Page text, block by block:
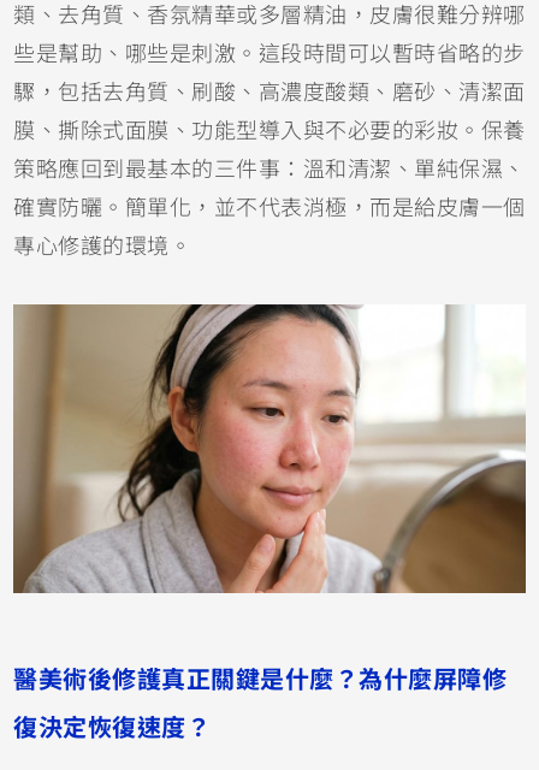
類、去角質、香氛精華或多層精油，皮膚很難分辨哪
些是幫助、哪些是刺激。這段時間可以暫時省略的步
驟，包括去角質、刷酸、高濃度酸類、磨砂、清潔面
膜、撕除式面膜、功能型導入與不必要的彩妝。保養
策略應回到最基本的三件事：溫和清潔、單純保濕、
確實防曬。簡單化，並不代表消極，而是給皮膚一個
專心修護的環境。
醫美術後修護真正關鍵是什麼？為什麼屏障修
復決定恢復速度？